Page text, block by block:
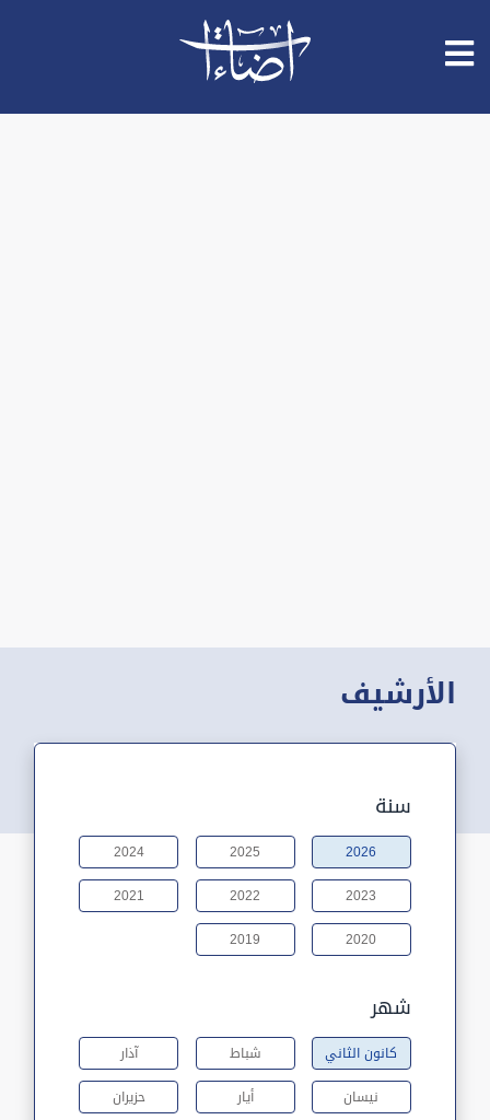
الأرشيف
سنة
2026
2025
2024
2023
2022
2021
2020
2019
شهر
كانون الثاني شباط
آذار
نيسان
أيار
حزيران